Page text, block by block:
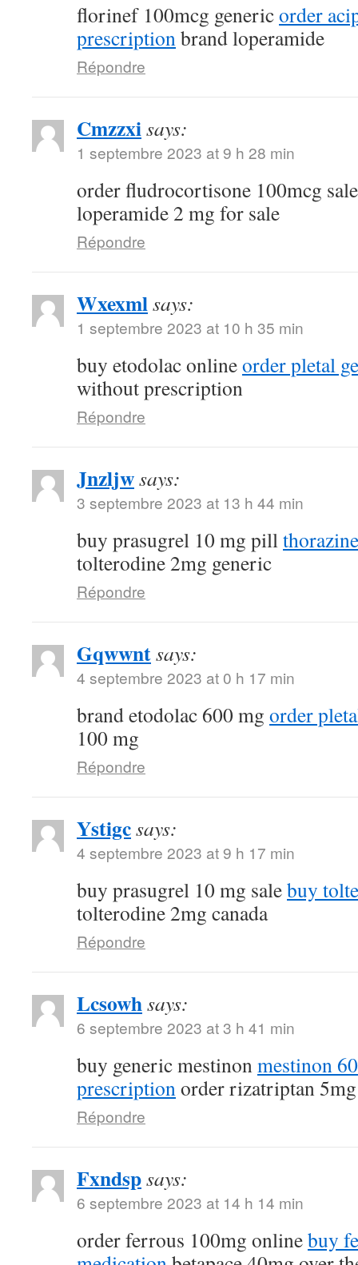
florinef 100mcg genericorder
prescriptionbrand loperamide
Répondre
Cmzzxisays:
1 septembre 2023 at 9 h 28 min
order fludrocortisone 100mcg
loperamide 2 mg for sale
Répondre
Wxexmlsays:
1 septembre 2023 at 10 h 35 min
buy etodolac onlineorder pletal
without prescription
Répondre
Jnzljwsays:
3 septembre 2023 at 13 h 44 min
buy prasugrel 10 mg pill
tolterodine 2mg generic
Répondre
Gqwwntsays:
4 septembre 2023 at 0 h 17 min
brand etodolac 600 mg order
100 mg
Répondre
Ystigcsays:
4 septembre 2023 at 9 h 17 min
buy prasugrel 10 mg salebuy
tolterodine 2mg canada
Répondre
Lcsowhsays:
6 septembre 2023 at 3 h 41 min
buy generic mestinonmestinon
prescriptionorder rizatriptan
Répondre
Fxndspsays:
6 septembre 2023 at 14 h 14 min
order ferrous 100mg onlinebuy